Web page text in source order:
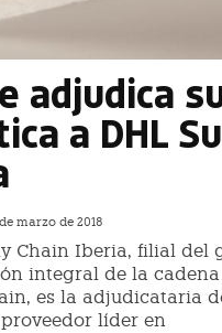
adjudica
a DHL
marzo de 2018
Chain Iberia, filial del
integral de la
es la adjudicataria
líder en